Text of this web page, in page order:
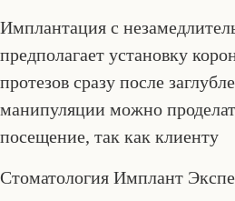
Имплантация с
предполагает установку
протезов сразу после
манипуляции можно
посещение, так как клиенту
Стоматология Имплант